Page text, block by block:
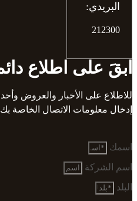
البريدي:
212300
ابقَ على اطلاع
للاطلاع على الأخبار والعروض
إدخال معلومات الاتصال الخاصة بك
اسمك
اسم الشركة
البلد